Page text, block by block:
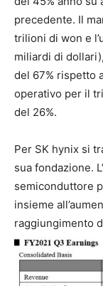
precedente. Il
trilioni di won e
miliardi di
del 67% rispetto
operativo per il
del 26%.
Per SK hynix si
sua fondazione.
semiconduttore
insieme
raggiungimento